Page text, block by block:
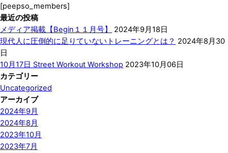
[peepso_members]
最近の投稿
メディア掲載【Begin１１月号】
2024年9月18日
現代人に圧倒的に足りていないトレーニングとは？ 2024年8月30
日
10月17日 Street Workout Workshop 2023年10月06日
カテゴリー
Uncategorized
アーカイブ
2024年9月
2024年8月
2023年10月
2023年7月